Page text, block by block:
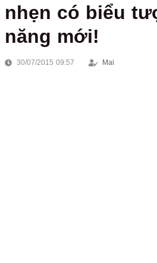
nhẹn có biểu
năng mới!
30/07/2015 09:57 Mai